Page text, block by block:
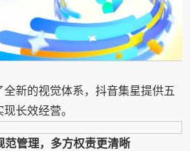
新的视觉体系，抖音集星提供五
长效经营。
范管理，多方权责更清晰